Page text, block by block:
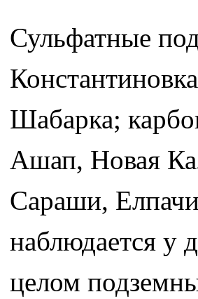
Сульфатные
Шабарка;
Ашап, Новая
Сараши,
наблюдается у
целом